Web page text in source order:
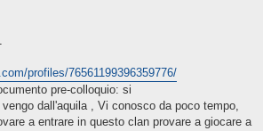
profiles/76561199396359776/
pre-colloquio: si
dall'aquila , Vi conosco da poco tempo,
a entrare in questo clan provare a giocare a